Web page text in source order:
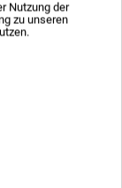
Nutzung der
zu unseren
(0)
Produkt